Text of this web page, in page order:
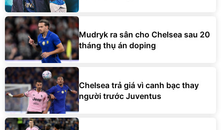
Mudryk ra sân cho Chelsea sau 20
tháng thụ án doping
Chelsea trả giá vì canh bạc thay
người trước Juventus